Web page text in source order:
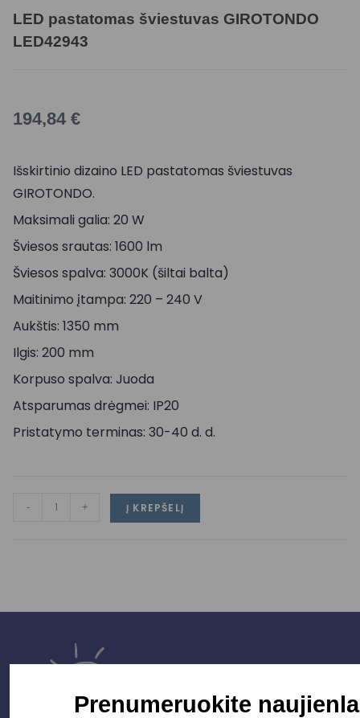
LED pastatomas šviestuvas GIROTONDO
LED42943
194,84 €
Išskirtinio dizaino LED pastatomas šviestuvas
GIROTONDO.
Maksimali galia: 20 W
Šviesos srautas: 1600 lm
Šviesos spalva: 3000K (šiltai balta)
Maitinimo įtampa: 220 – 240 V
Aukštis: 1350 mm
Ilgis: 200 mm
Korpuso spalva: Juoda
Atsparumas drėgmei: IP20
Pristatymo terminas: 30-40 d. d.
- + Į KREPŠELĮ
Prenumeruokite